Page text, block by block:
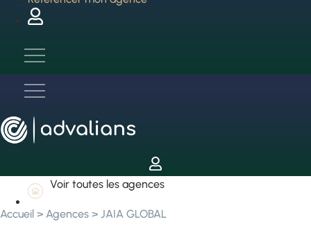
Voir toutes les agences
Accueil > Agences > JAIA GLOBAL